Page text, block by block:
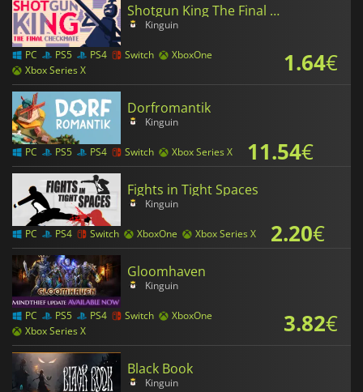
Shotgun King The Final Checkmate
Kinguin
PC PS5 PS4 Switch
XboxOne
Xbox Series X
1.64€
Dorfromantik
Kinguin
PC PS5 PS4 Switch Xbox Series X 11.54€
Fights in Tight Spaces
Kinguin
PC PS4 Switch XboxOne Xbox Series X 2.20€
Gloomhaven
Kinguin
PC PS5 PS4 Switch
XboxOne
Xbox Series X
3.82€
Black Book
Kinguin